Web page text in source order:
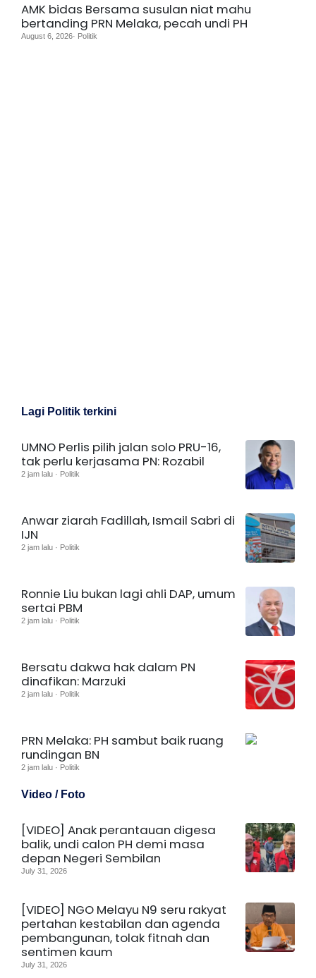
AMK bidas Bersama susulan niat mahu
bertanding PRN Melaka, pecah undi PH
August 6, 2026· Politik
Lagi Politik terkini
UMNO Perlis pilih jalan solo PRU-16,
tak perlu kerjasama PN: Rozabil
2 jam lalu · Politik
Anwar ziarah Fadillah, Ismail Sabri di
IJN
2 jam lalu · Politik
Ronnie Liu bukan lagi ahli DAP, umum
sertai PBM
2 jam lalu · Politik
Bersatu dakwa hak dalam PN
dinafikan: Marzuki
2 jam lalu · Politik
PRN Melaka: PH sambut baik ruang
rundingan BN
2 jam lalu · Politik
Video / Foto
[VIDEO] Anak perantauan digesa
balik, undi calon PH demi masa
depan Negeri Sembilan
July 31, 2026
[VIDEO] NGO Melayu N9 seru rakyat
pertahan kestabilan dan agenda
pembangunan, tolak fitnah dan
sentimen kaum
July 31, 2026